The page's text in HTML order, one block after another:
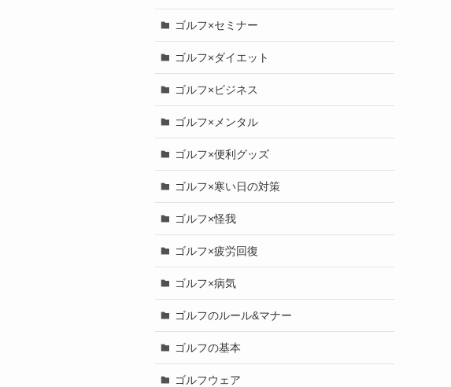
ゴルフ×セミナー
ゴルフ×ダイエット
ゴルフ×ビジネス
ゴルフ×メンタル
ゴルフ×便利グッズ
ゴルフ×寒い日の対策
ゴルフ×怪我
ゴルフ×疲労回復
ゴルフ×病気
ゴルフのルール&マナー
ゴルフの基本
ゴルフウェア